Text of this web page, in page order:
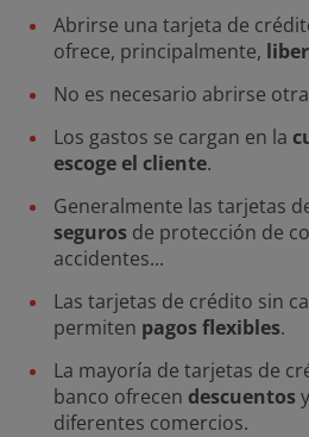
Abrirse una tarjeta de
ofrece, principalmente,
No es necesario abrirse
Los gastos se cargan en la
escoge el cliente.
Generalmente las tarjetas
seguros de protección de
accidentes...
Las tarjetas de crédito sin
permiten pagos flexibles.
La mayoría de tarjetas de
banco ofrecen descuentos
diferentes comercios.